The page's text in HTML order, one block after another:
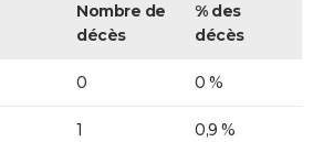
Nombre de
décès
% des
décès
0 0 %
1 0,9 %